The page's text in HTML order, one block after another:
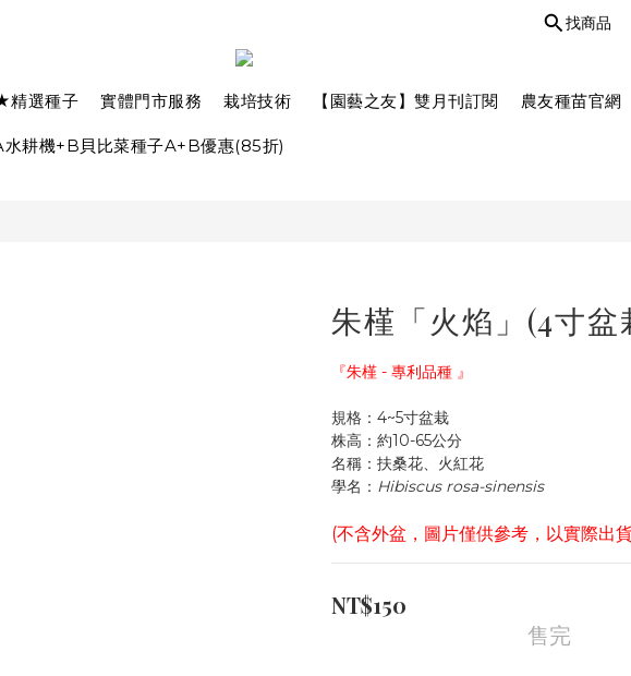
找商品
精選種子 實體門市服務 栽培技術 【園藝之友】雙月刊訂閱 農友種苗官網
耕機+B貝比菜種子A+B優惠(85折)
朱槿「火焰」(4寸盆
『朱槿 - 專利品種 』
規格：4~5寸盆栽
株高：約10-65公分
名稱：扶桑花、火紅花
學名： Hibiscus rosa-sinensis
(不含外盆，圖片僅供參考，以實際出
NT$150
售完